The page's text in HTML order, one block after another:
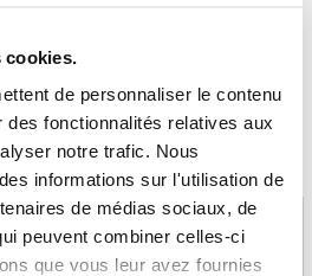
de personnaliser le contenu
fonctionnalités relatives aux
notre trafic. Nous
informations sur l'utilisation de
de médias sociaux, de
peuvent combiner celles-ci
que vous leur avez fournies